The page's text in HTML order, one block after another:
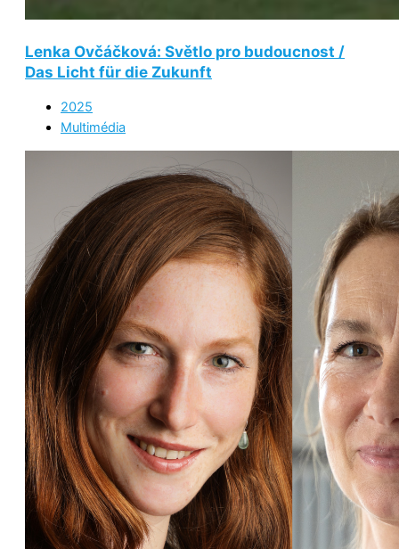
Lenka Ovčáčková: Světlo pro budoucnost /
Das Licht für die Zukunft
2025
Multimédia